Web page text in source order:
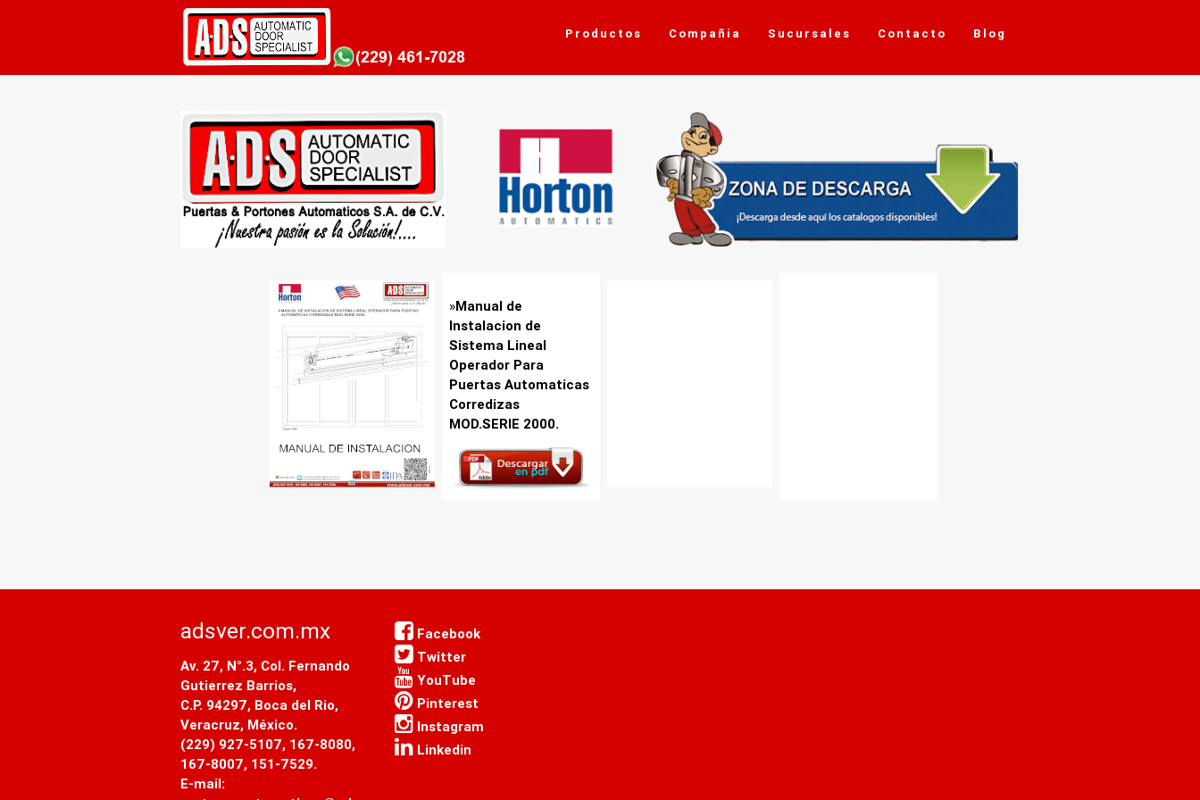
Productos Compañia Sucursales Contacto Blog
»Manual de
Instalacion de
Sistema Lineal
Operador Para
Puertas Automaticas
Corredizas
MOD.SERIE 2000.
adsver.com.mx
Av. 27, N°.3, Col. Fernando
Gutierrez Barrios,
C.P. 94297, Boca del Rio,
Veracruz, México.
(229) 927-5107, 167-8080,
167-8007, 151-7529.
E-mail:
Facebook
Twitter
YouTube
Pinterest
Instagram
Linkedin